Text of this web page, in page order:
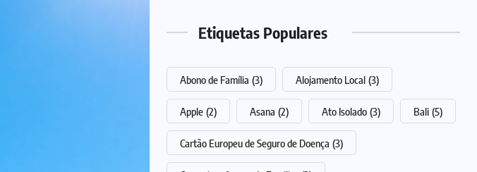
Etiquetas Populares
Abono de Família (3) Alojamento Local (3)
Apple (2) Asana (2) Ato Isolado (3) Bali (5)
Cartão Europeu de Seguro de Doença (3)